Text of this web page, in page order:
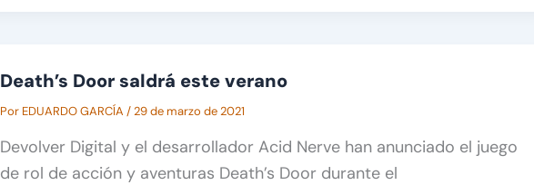
Death’s Door saldrá este verano
Por EDUARDO GARCÍA /29 de marzo de 2021
Devolver Digital y el desarrollador Acid Nerve han anunciado el juego
de rol de acción y aventuras Death’s Door durante el